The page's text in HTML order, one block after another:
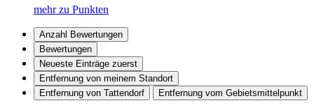
mehr zu Punkten
Anzahl Bewertungen
Bewertungen
Neueste Einträge zuerst
Entfernung von meinem Standort
Entfernung von Tattendorf
Entfernung vom Gebietsmittelpunkt